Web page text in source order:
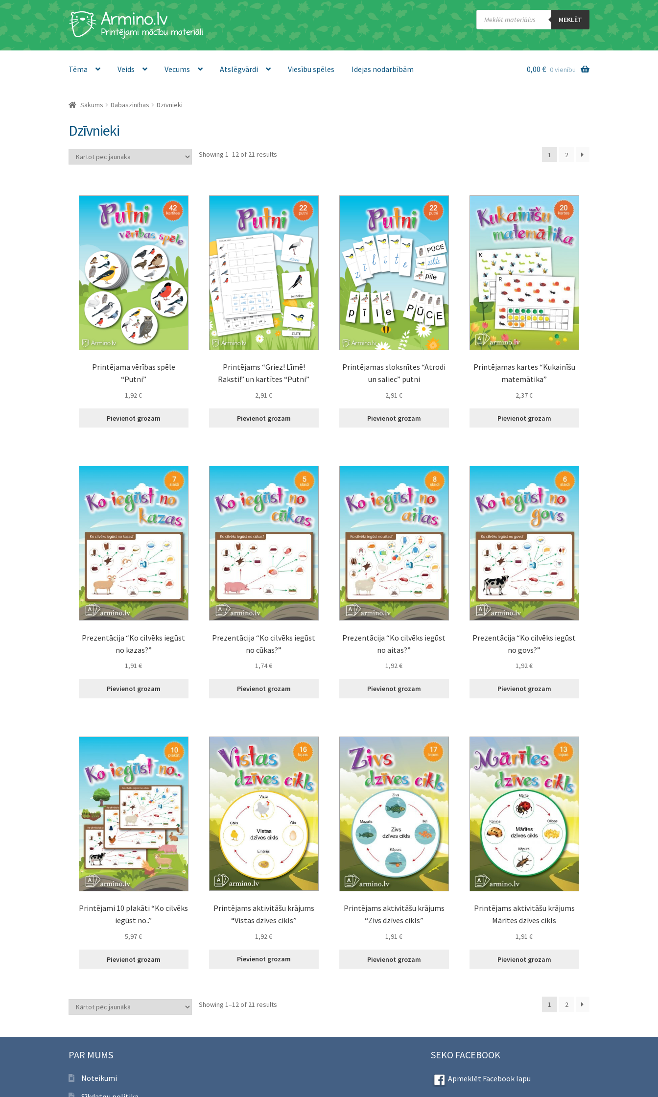
Skip
to
navigation
Skip
to
content
Products
search MEKLĒT
Tēma Veids Vecums Atslēgvārdi Viesību spēles Idejas nodarbībām 0,00 € 0 vienību
Sākums Dabaszinības Dzīvnieki
Dzīvnieki
Showing 1–12 of 21 results 1 2
Printējama vērības spēle
“Putni”
1,92€
Pievienot grozam
Printējams “Griez! Līmē!
Raksti!” un kartītes “Putni”
2,91€
Pievienot grozam
Printējamas sloksnītes “Atrodi
un saliec” putni
2,91€
Pievienot grozam
Printējamas kartes “Kukainīšu
matemātika”
2,37€
Pievienot grozam
Prezentācija “Ko cilvēks iegūst
no kazas?”
1,91€
Pievienot grozam
Prezentācija “Ko cilvēks iegūst
no cūkas?”
1,74€
Pievienot grozam
Prezentācija “Ko cilvēks iegūst
no aitas?”
1,92€
Pievienot grozam
Prezentācija “Ko cilvēks iegūst
no govs?”
1,92€
Pievienot grozam
Printējami 10 plakāti “Ko cilvēks
iegūst no..”
5,97€
Pievienot grozam
Printējams aktivitāšu krājums
“Vistas dzīves cikls”
1,92€
Pievienot grozam
Printējams aktivitāšu krājums
“Zivs dzīves cikls”
1,91€
Pievienot grozam
Printējams aktivitāšu krājums
Mārītes dzīves cikls
1,91€
Pievienot grozam
Showing 1–12 of 21 results 1 2
PAR MUMS
Noteikumi
SEKO FACEBOOK
Apmeklēt Facebook lapu